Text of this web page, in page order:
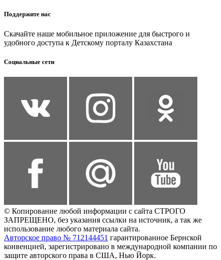
Поддержите нас
Скачайте наше мобильное приложение для быстрого и
удобного доступа к Детскому порталу Казахстана
Социальные сети
© Копирование любой информации с сайта СТРОГО
ЗАПРЕЩЕНО, без указания ссылки на источник, а так же
использование любого материала сайта.
Авторское право № 712144451 гарантированное Бернской
конвенцией, зарегистрировано в международной компании по
защите авторского права в США, Нью Йорк.